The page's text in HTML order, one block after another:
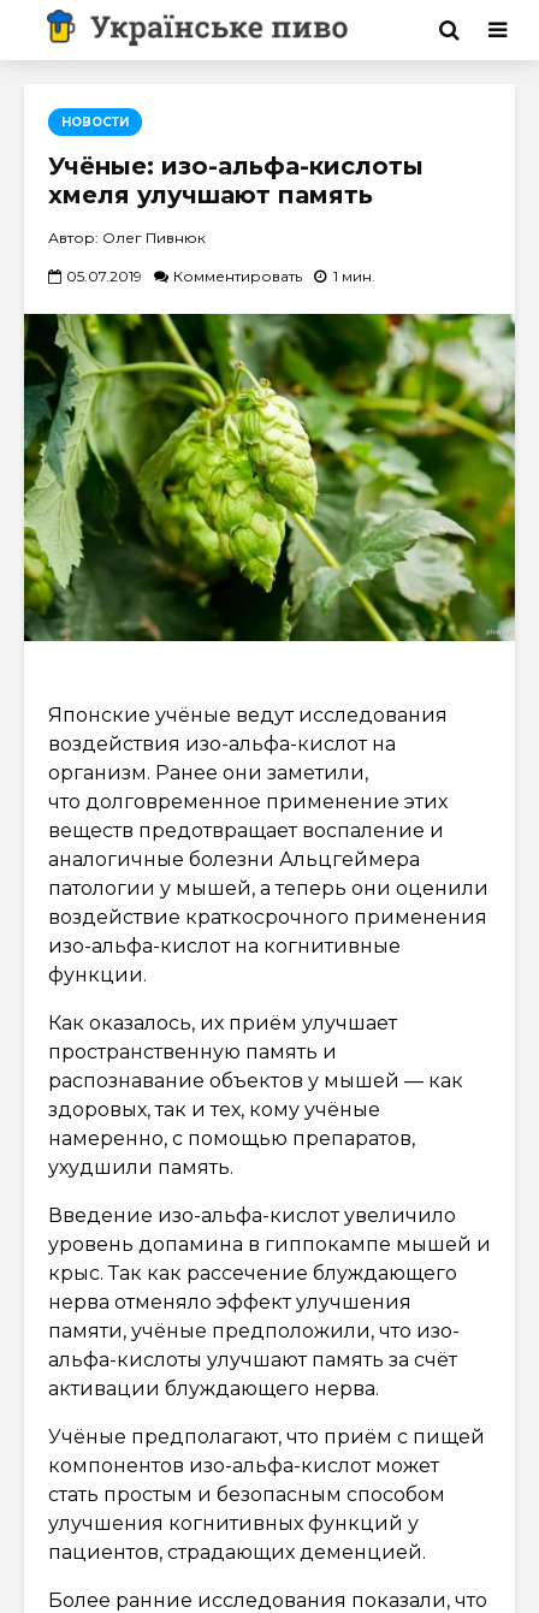
НОВОСТИ
Учёные: изо-альфа-кислоты
хмеля улучшают память
Автор: Олег Пивнюк
05.07.2019 Комментировать 1 мин.
Японские учёные ведут исследования
воздействия изо-альфа-кислот на
организм. Ранее они заметили,
что долговременное применение этих
веществ предотвращает воспаление и
аналогичные болезни Альцгеймера
патологии у мышей, а теперь они оценили
воздействие краткосрочного применения
изо-альфа-кислот на когнитивные
функции.
Как оказалось, их приём улучшает
пространственную память и
распознавание объектов у мышей — как
здоровых, так и тех, кому учёные
намеренно, с помощью препаратов,
ухудшили память.
Введение изо-альфа-кислот увеличило
уровень допамина в гиппокампе мышей и
крыс. Так как рассечение блуждающего
нерва отменяло эффект улучшения
памяти, учёные предположили, что изо-
альфа-кислоты улучшают память за счёт
активации блуждающего нерва.
Учёные предполагают, что приём с пищей
компонентов изо-альфа-кислот может
стать простым и безопасным способом
улучшения когнитивных функций у
пациентов, страдающих деменцией.
Более ранние исследования показали, что